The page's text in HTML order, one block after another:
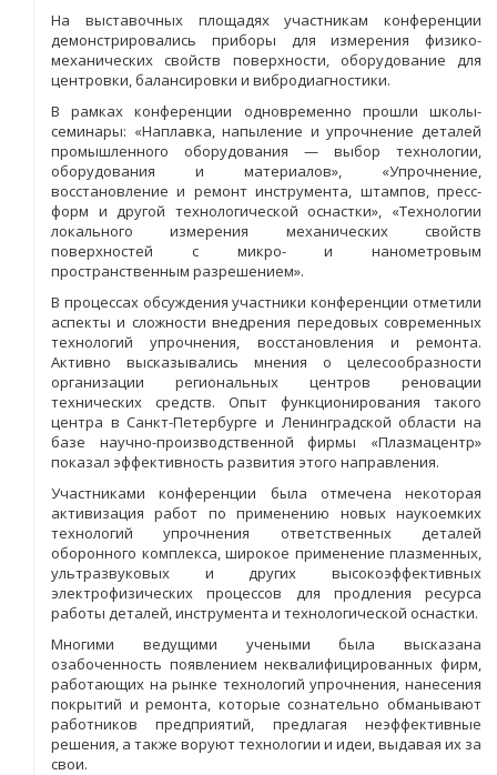
На выставочных площадях участникам конференции
демонстрировались приборы для измерения физико-
механических свойств поверхности, оборудование для
центровки, балансировки и вибродиагностики.
В рамках конференции одновременно прошли школы-
семинары: «Наплавка, напыление и упрочнение деталей
промышленного оборудования — выбор технологии,
оборудования и материалов», «Упрочнение,
восстановление и ремонт инструмента, штампов, пресс-
форм и другой технологической оснастки», «Технологии
локального измерения механических свойств
поверхностей с микро- и нанометровым
пространственным разрешением».
В процессах обсуждения участники конференции отметили
аспекты и сложности внедрения передовых современных
технологий упрочнения, восстановления и ремонта.
Активно высказывались мнения о целесообразности
организации региональных центров реновации
технических средств. Опыт функционирования такого
центра в Санкт-Петербурге и Ленинградской области на
базе научно-производственной фирмы «Плазмацентр»
показал эффективность развития этого направления.
Участниками конференции была отмечена некоторая
активизация работ по применению новых наукоемких
технологий упрочнения ответственных деталей
оборонного комплекса, широкое применение плазменных,
ультразвуковых и других высокоэффективных
электрофизических процессов для продления ресурса
работы деталей, инструмента и технологической оснастки.
Многими ведущими учеными была высказана
озабоченность появлением неквалифицированных фирм,
работающих на рынке технологий упрочнения, нанесения
покрытий и ремонта, которые сознательно обманывают
работников предприятий, предлагая неэффективные
решения, а также воруют технологии и идеи, выдавая их за
свои.